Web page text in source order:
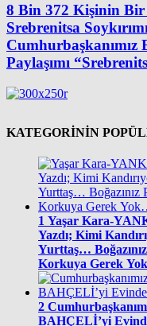
8 Bin 372 Kişinin Bir
Srebrenitsa
Cumhurbaşkanımız
Paylaşımı
KATEGORİNİN
1 Yaşar Kara-
Yazdı; Kimi Kandırıyorsunuz! Ne Devlet Uyur, Ne de
Yurttaş…
Korkuya Gerek
2
BAHÇELİ’yi